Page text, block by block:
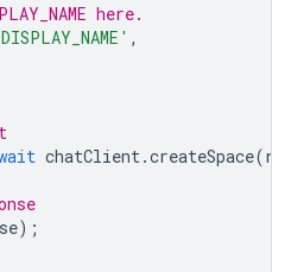
here.
,
chatClient.createSpace(
);